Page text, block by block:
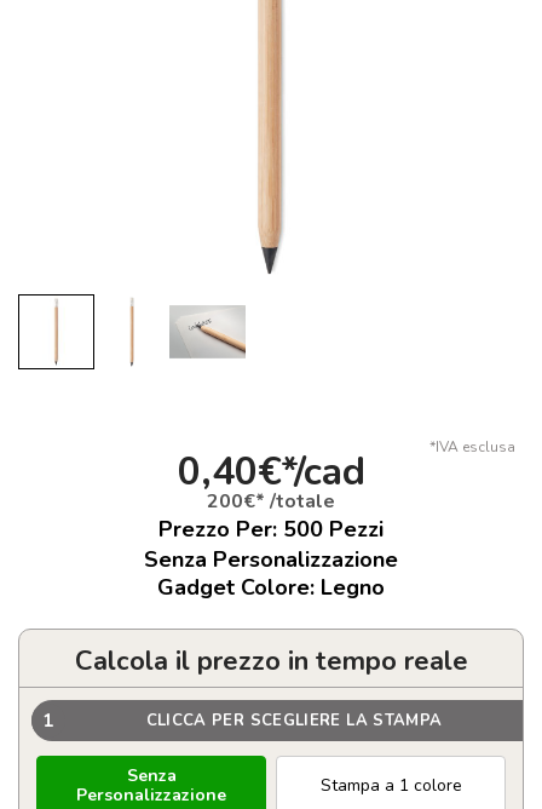
*IVA esclusa
0,40€*/cad
200€* /totale
Prezzo Per: 500 Pezzi
Senza Personalizzazione
Gadget Colore: Legno
Calcola il prezzo in tempo reale
1 CLICCA PER SCEGLIERE LA STAMPA
Senza
Personalizzazione
Stampa a 1 colore